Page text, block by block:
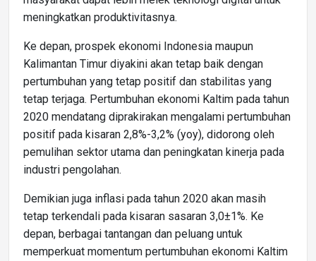
meningkatkan produktivitasnya.
Ke depan, prospek ekonomi Indonesia maupun
Kalimantan Timur diyakini akan tetap baik dengan
pertumbuhan yang tetap positif dan stabilitas yang
tetap terjaga. Pertumbuhan ekonomi Kaltim pada tahun
2020 mendatang diprakirakan mengalami pertumbuhan
positif pada kisaran 2,8%-3,2% (yoy), didorong oleh
pemulihan sektor utama dan peningkatan kinerja pada
industri pengolahan.
Demikian juga inflasi pada tahun 2020 akan masih
tetap terkendali pada kisaran sasaran 3,0±1%. Ke
depan, berbagai tantangan dan peluang untuk
memperkuat momentum pertumbuhan ekonomi Kaltim